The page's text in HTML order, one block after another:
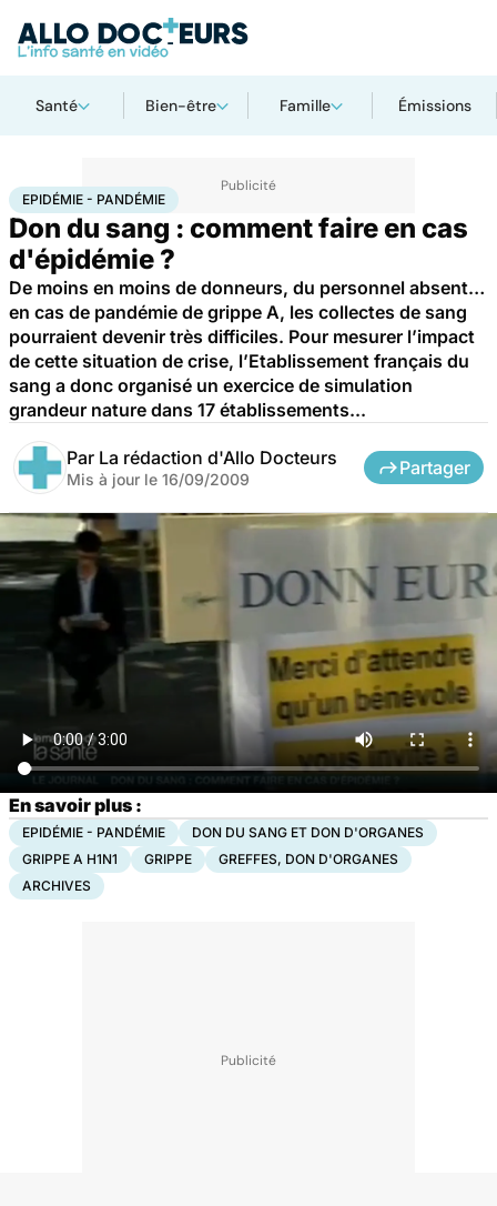
Santé Bien-être Famille Émissions
AccueilSantéMaladiesEpidémie - Pandémie
EPIDÉMIE - PANDÉMIE
Don du sang : comment faire en cas
d'épidémie ?
De moins en moins de donneurs, du personnel absent…
en cas de pandémie de grippe A, les collectes de sang
pourraient devenir très difficiles. Pour mesurer l’impact
de cette situation de crise, l’Etablissement français du
sang a donc organisé un exercice de simulation
grandeur nature dans 17 établissements...
Par La rédaction d'Allo Docteurs
Mis à jour le 16/09/2009
Partager
En savoir plus :
EPIDÉMIE - PANDÉMIE
DON DU SANG ET DON D'ORGANES
GRIPPE A H1N1
GRIPPE
GREFFES, DON D'ORGANES
ARCHIVES